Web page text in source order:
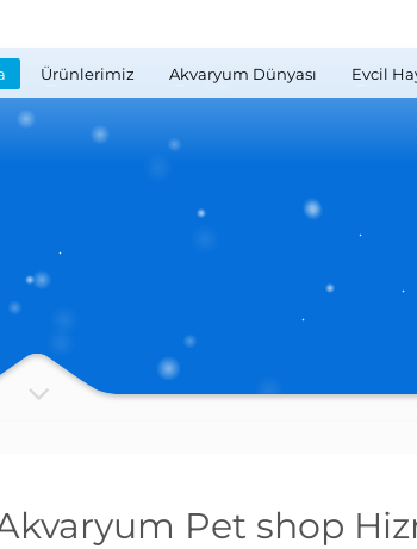
Ürünlerimiz Akvaryum Dünyası Evcil
Pet shop